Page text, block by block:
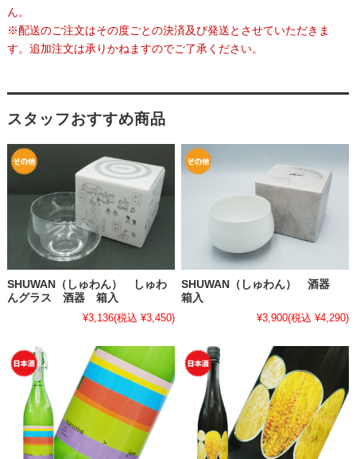
ん。
※配送のご注文はその度ごとの決済及び発送とさせていただきま
す。追加注文は承りかねますのでご了承ください。
スタッフおすすめ商品
SHUWAN（しゅわん） しゅわ
んグラス 酒器 箱入
¥3,136(税込 ¥3,450)
SHUWAN（しゅわん） 酒器
箱入
¥3,900(税込 ¥4,290)